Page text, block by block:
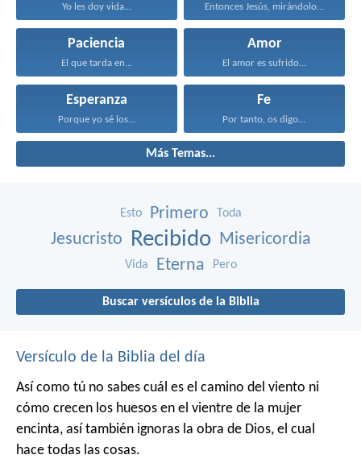
Yo les doy vida... Entonces Jesús, mirándolos, dijo...
Paciencia
El que tarda en...
Amor
El amor es sufrido...
Esperanza
Porque yo sé los...
Fe
Por tanto, os digo...
Más Temas...
Esto Primero Toda
Jesucristo Recibido Misericordia
Vida Eterna Pero
Buscar versículos de la Biblia
Versículo de la Biblia del día
Así como tú no sabes cuál es el camino del viento ni
cómo crecen los huesos en el vientre de la mujer
encinta, así también ignoras la obra de Dios, el cual
hace todas las cosas.